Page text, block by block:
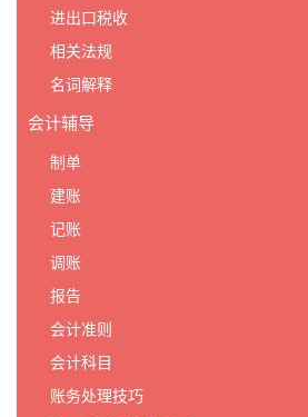
进出口税收
相关法规
名词解释
会计辅导
制单
建账
记账
调账
报告
会计准则
会计科目
账务处理技巧